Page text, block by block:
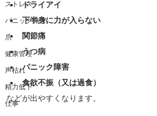
ストレス
パニック障害
爪
健康管理
声枯れ
精力低下
仕事
ドライアイ
下半身に力が入らない
関節痛
うつ病
パニック障害
食欲不振（又は過食）
などが出やすくなります。